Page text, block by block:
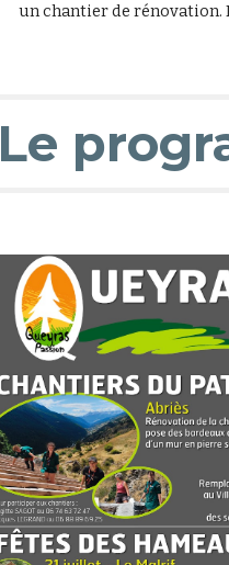
un chantier de
Le